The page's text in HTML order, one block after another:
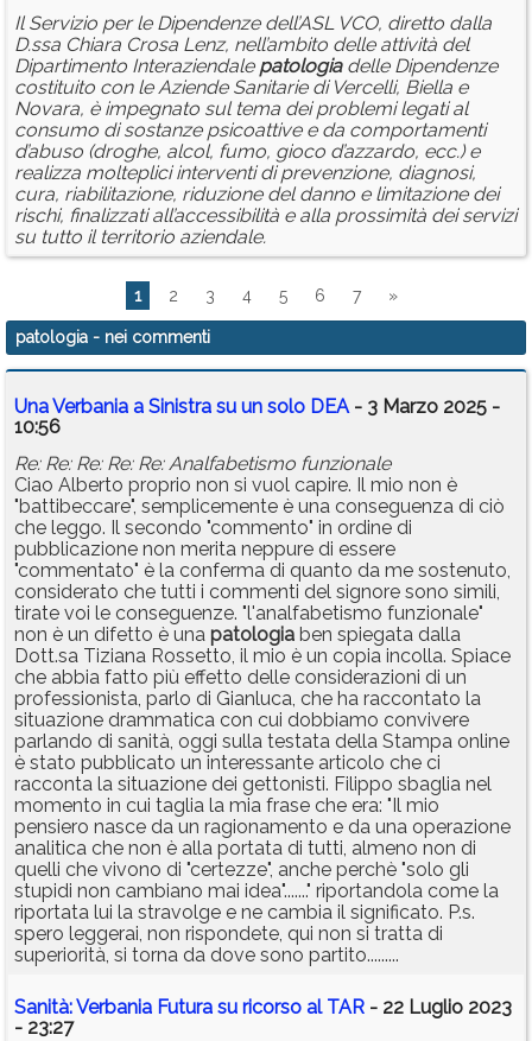
Il Servizio per le Dipendenze dell’ASL VCO, diretto dalla
D.ssa Chiara Crosa Lenz, nell’ambito delle attività del
Dipartimento Interaziendale patologiadelle Dipendenze
costituito con le Aziende Sanitarie di Vercelli, Biella e
Novara, è impegnato sul tema dei problemi legati al
consumo di sostanze psicoattive e da comportamenti
d’abuso (droghe, alcol, fumo, gioco d’azzardo, ecc.) e
realizza molteplici interventi di prevenzione, diagnosi,
cura, riabilitazione, riduzione del danno e limitazione dei
rischi, finalizzati all’accessibilità e alla prossimità dei servizi
su tutto il territorio aziendale.
1 2 3 4 5 6 7 »
patologia - nei commenti
Una Verbania a Sinistra su un solo DEA- 3 Marzo 2025 -
10:56
Re: Re: Re: Re: Re: Analfabetismo funzionale
Ciao Alberto proprio non si vuol capire. Il mio non è
"battibeccare", semplicemente è una conseguenza di ciò
che leggo. Il secondo "commento" in ordine di
pubblicazione non merita neppure di essere
"commentato" è la conferma di quanto da me sostenuto,
considerato che tutti i commenti del signore sono simili,
tirate voi le conseguenze. "l'analfabetismo funzionale"
non è un difetto è una patologia ben spiegata dalla
Dott.sa Tiziana Rossetto, il mio è un copia incolla. Spiace
che abbia fatto più effetto delle considerazioni di un
professionista, parlo di Gianluca, che ha raccontato la
situazione drammatica con cui dobbiamo convivere
parlando di sanità, oggi sulla testata della Stampa online
è stato pubblicato un interessante articolo che ci
racconta la situazione dei gettonisti. Filippo sbaglia nel
momento in cui taglia la mia frase che era: "Il mio
pensiero nasce da un ragionamento e da una operazione
analitica che non è alla portata di tutti, almeno non di
quelli che vivono di "certezze", anche perchè "solo gli
stupidi non cambiano mai idea"......." riportandola come la
riportata lui la stravolge e ne cambia il significato. P.s.
spero leggerai, non rispondete, qui non si tratta di
superiorità, si torna da dove sono partito.........
Sanità: Verbania Futura su ricorso al TAR - 22 Luglio 2023
- 23:27